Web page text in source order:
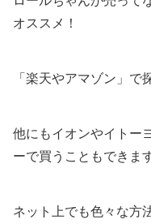
オススメ！
「楽天やアマゾン」で
他にもイオンやイトー
ーで買うこともできま
ネット上でも色々な方